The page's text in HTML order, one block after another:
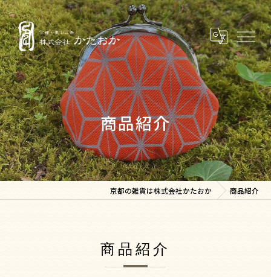
商品紹介
京都の雑貨は株式会社かたおか 商品紹介
商品紹介